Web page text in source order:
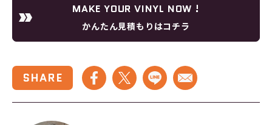
MAKE YOUR VINYL NOW !
かんたん見積もりはコチラ
SHARE